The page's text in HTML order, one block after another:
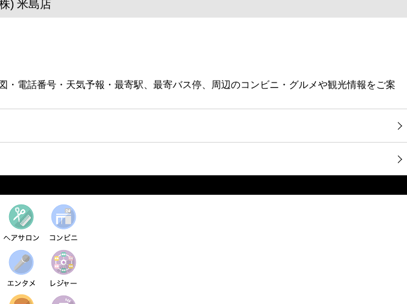
) 米島店
電話番号・天気予報・最寄駅、最寄バス停、周辺のコンビニ・グルメや観光情報をご案